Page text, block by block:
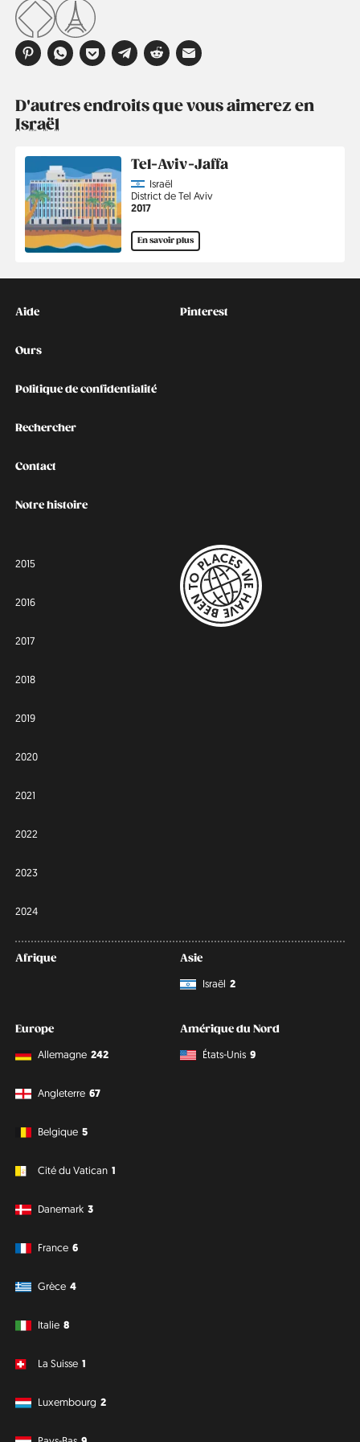
D'autres endroits que vous aimerez en
Israël
Tel-Aviv-Jaffa
Country
Israël
Région
District de Tel Aviv
Année
2017
En savoir plus
Kontakt
Aide
Ours
Politique de confidentialité
Rechercher
Contact
Notre histoire
Social
Pinterest
2015
2016
2017
2018
2019
2020
2021
2022
2023
2024
Afrique
Asie
Israël 2
Europe
Allemagne 242
Angleterre 67
Belgique 5
Cité du Vatican 1
Danemark 3
France 6
Grèce 4
Italie 8
La Suisse 1
Luxembourg 2
Amérique du Nord
États-Unis 9